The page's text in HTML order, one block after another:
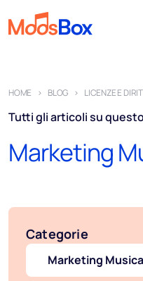
Playlist
Spot
Settori
Chi siamo
Partner
Come funziona
HOME BLOG LICENZE E
Tutti gli articoli su
Marketing
Categorie
Marketing